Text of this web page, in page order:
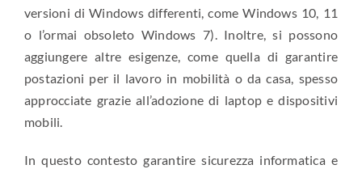
versioni di Windows differenti, come Windows 10, 11
o l’ormai obsoleto Windows 7). Inoltre, si possono
aggiungere altre esigenze, come quella di garantire
postazioni per il lavoro in mobilità o da casa, spesso
approcciate grazie all’adozione di laptop e dispositivi
mobili.
In questo contesto garantire sicurezza informatica e